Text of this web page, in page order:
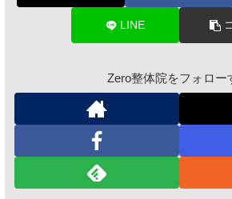
LINE
Zero整体院をフォロー